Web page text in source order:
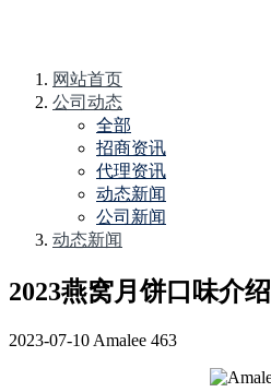
网站首页
公司动态
全部
招商资讯
代理资讯
动态新闻
公司新闻
动态新闻
2023燕窝月饼口味介绍
2023-07-10 Amalee 463